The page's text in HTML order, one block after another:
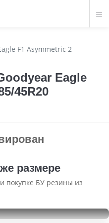
F1 Asymmetric 2
Eagle
45R20
размере
покупке БУ резины из